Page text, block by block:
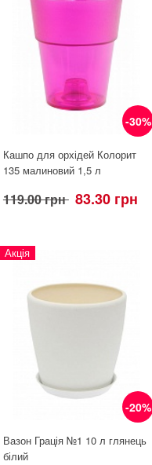
-30%
Кашпо для орхідей Колорит
135 малиновий 1,5 л
119.00 грн 83.30 грн
-20%
Акція
Вазон Грація №1 10 л глянець
білий